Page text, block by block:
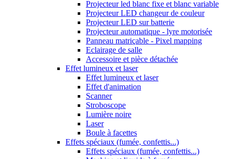
Projecteur led blanc fixe et blanc variable
Projecteur LED changeur de couleur
Projecteur LED sur batterie
Projecteur automatique - lyre motorisée
Panneau matriçable - Pixel mapping
Eclairage de salle
Accessoire et pièce détachée
Effet lumineux et laser
Effet lumineux et laser
Effet d'animation
Scanner
Stroboscope
Lumière noire
Laser
Boule à facettes
Effets spéciaux (fumée, confettis...)
Effets spéciaux (fumée, confettis...)